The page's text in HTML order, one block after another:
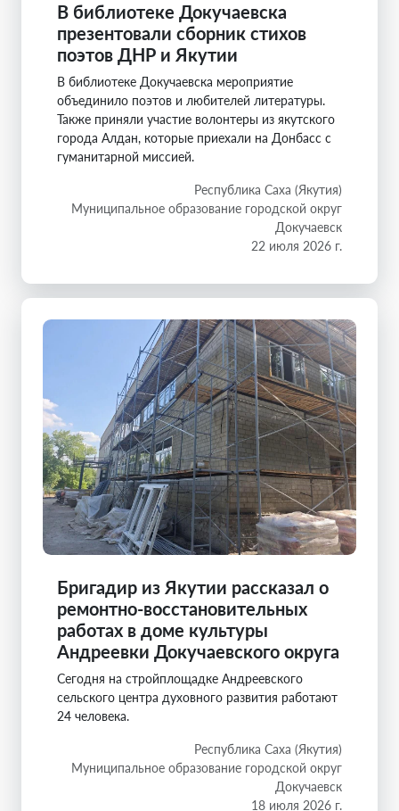
В библиотеке Докучаевска
презентовали сборник стихов
поэтов ДНР и Якутии
В библиотеке Докучаевска мероприятие
объединило поэтов и любителей литературы.
Также приняли участие волонтеры из якутского
города Алдан, которые приехали на Донбасс с
гуманитарной миссией.
Республика Саха (Якутия)
Муниципальное образование городской округ
Докучаевск
22 июля 2026 г.
Бригадир из Якутии рассказал о
ремонтно-восстановительных
работах в доме культуры
Андреевки Докучаевского округа
Сегодня на стройплощадке Андреевского
сельского центра духовного развития работают
24 человека.
Республика Саха (Якутия)
Муниципальное образование городской округ
Докучаевск
18 июля 2026 г.